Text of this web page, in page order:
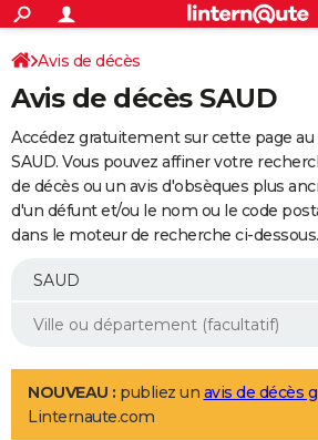
ACTUALITÉS
Politique
Société
Faits Divers
Education
Monde
Villes
+
SPORT
Coupe du monde 2026
Football
Tennis
Cyclisme
Rugby
Forum
Programme TV
TNT
Streaming
Cinéma
Sorties cinéma
Musique
+
FINANCE
Retraite
Impôts
Epargne
Immobilier
Risques naturels par ville
Banque
Assurance
Crédit
AUTO
Essais
Réserver un essai
Citadines
Berlines
SUV
Forum auto
+
Mobiles
Meilleur smartphone
Internet
Ordinateurs
Jeux vidéo
Guide high-tech
Aménagement intérieur
LIFESTYLE
Art de vivre
Bien-être
Loisirs
Mode
Modes de vie
Avis de décès
Avis de décès SAUD
Accédez gratuitement sur cette page au
SAUD. Vous pouvez affiner votre
de décès ou un avis d'obsèques plus
d'un défunt et/ou le nom ou le code
dans le moteur de recherche ci-dessous.
NOUVEAU : publiez un avis de décès
Linternaute.com